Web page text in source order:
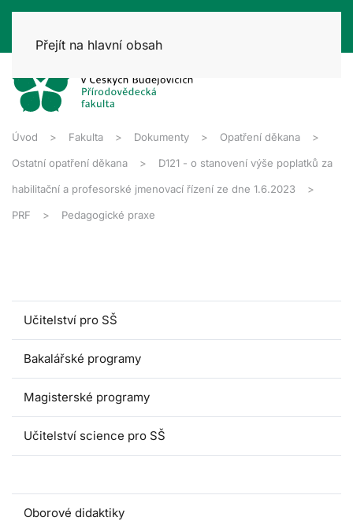
Přejít na hlavní obsah
Úvod Fakulta Dokumenty Opatření děkana
Ostatní opatření děkana D121 - o stanovení výše poplatků za
habilitační a profesorské jmenovací řízení ze dne 1.6.2023
PRF Pedagogické praxe
Učitelství pro SŠ
Bakalářské programy
Magisterské programy
Učitelství science pro SŠ
Oborové didaktiky